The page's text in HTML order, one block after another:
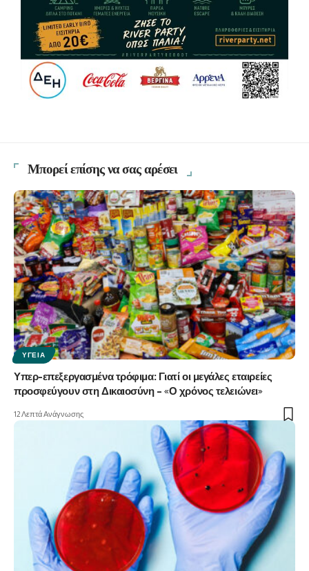
Μπορεί επίσης να σας αρέσει
ΥΓΕΊΑ
Υπερ-επεξεργασμένα τρόφιμα: Γιατί οι μεγάλες εταιρείες
προσφεύγουν στη Δικαιοσύνη – «Ο χρόνος τελειώνει»
12 Λεπτά Ανάγνωσης